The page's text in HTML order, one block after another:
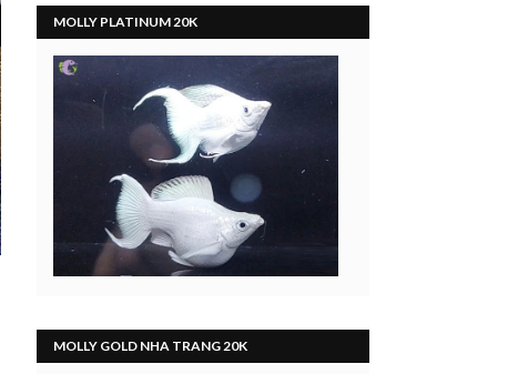
MOLLY PLATINUM 20K
MOLLY GOLD NHA TRANG 20K